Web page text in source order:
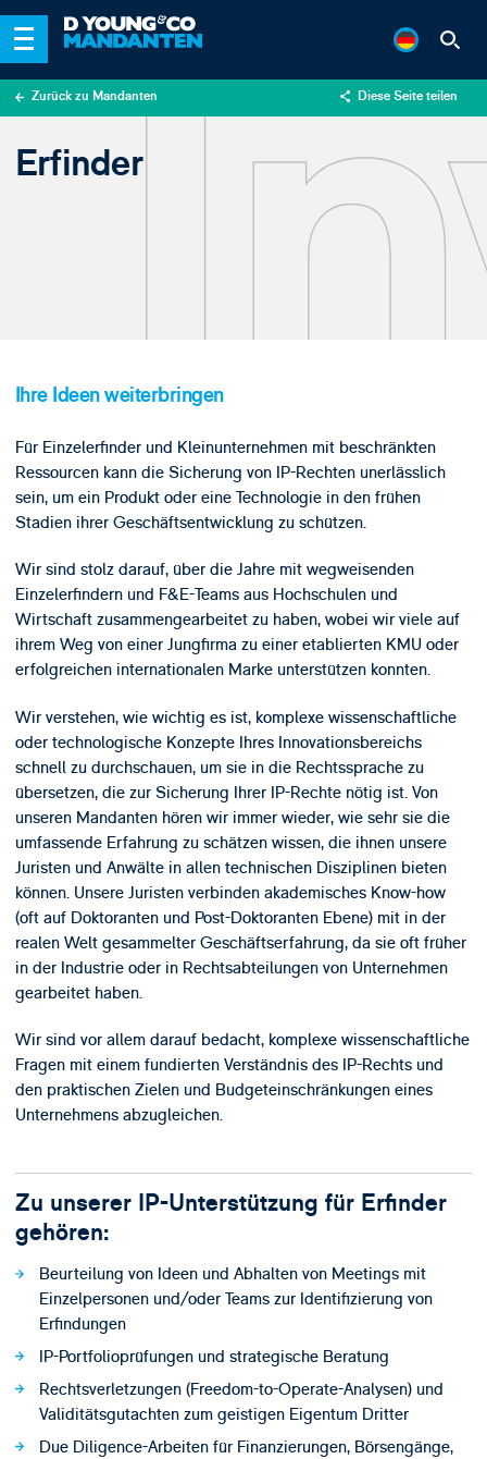
Zurück zu Mandanten Diese Seite teilen
LinkedIn
Erfinder
Ihre Ideen weiterbringen
Für Einzelerfinder und Kleinunternehmen mit beschränkten
Ressourcen kann die Sicherung von IP-Rechten unerlässlich
sein, um ein Produkt oder eine Technologie in den frühen
Stadien ihrer Geschäftsentwicklung zu schützen.
Wir sind stolz darauf, über die Jahre mit wegweisenden
Einzelerfindern und F&E-Teams aus Hochschulen und
Wirtschaft zusammengearbeitet zu haben, wobei wir viele auf
ihrem Weg von einer Jungfirma zu einer etablierten KMU oder
erfolgreichen internationalen Marke unterstützen konnten.
Wir verstehen, wie wichtig es ist, komplexe wissenschaftliche
oder technologische Konzepte Ihres Innovationsbereichs
schnell zu durchschauen, um sie in die Rechtssprache zu
übersetzen, die zur Sicherung Ihrer IP-Rechte nötig ist. Von
unseren Mandanten hören wir immer wieder, wie sehr sie die
umfassende Erfahrung zu schätzen wissen, die ihnen unsere
Juristen und Anwälte in allen technischen Disziplinen bieten
können. Unsere Juristen verbinden akademisches Know-how
(oft auf Doktoranten und Post-Doktoranten Ebene) mit in der
realen Welt gesammelter Geschäftserfahrung, da sie oft früher
in der Industrie oder in Rechtsabteilungen von Unternehmen
gearbeitet haben.
Wir sind vor allem darauf bedacht, komplexe wissenschaftliche
Fragen mit einem fundierten Verständnis des IP-Rechts und
den praktischen Zielen und Budgeteinschränkungen eines
Unternehmens abzugleichen.
Zu unserer IP-Unterstützung für Erfinder
gehören:
Beurteilung von Ideen und Abhalten von Meetings mit
Einzelpersonen und/oder Teams zur Identifizierung von
Erfindungen
IP-Portfolioprüfungen und strategische Beratung
Rechtsverletzungen (Freedom-to-Operate-Analysen) und
Validitätsgutachten zum geistigen Eigentum Dritter
Due Diligence-Arbeiten für Finanzierungen, Börsengänge,